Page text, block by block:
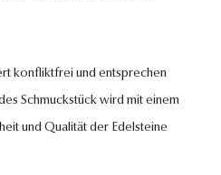
konfliktfrei und entsprechen
Schmuckstück wird mit einem
und Qualität der Edelsteine